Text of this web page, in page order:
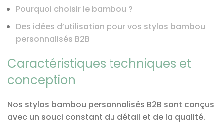
Pourquoi choisir le bambou ?
Des idées d’utilisation pour vos stylos bambou
personnalisés B2B
Caractéristiques techniques et
conception
Nos stylos bambou personnalisés B2B sont conçus
avec un souci constant du détail et de la qualité.